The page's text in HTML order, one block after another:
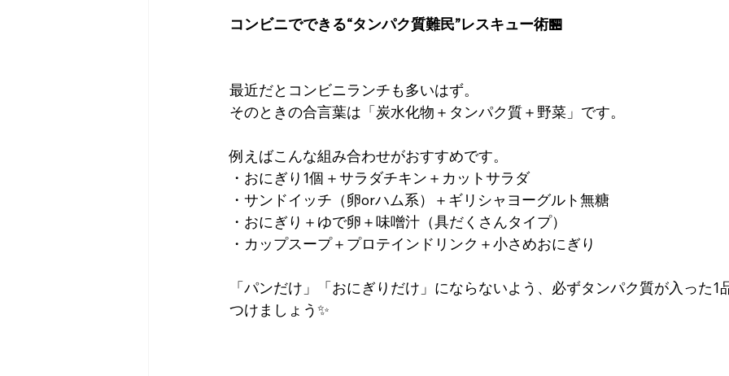
コンビニでできる“タンパク質難民”レスキュー術🏪
最近だとコンビニランチも多いはず。
そのときの合言葉は「炭水化物＋タンパク質＋野菜」です。
例えばこんな組み合わせがおすすめです。
・おにぎり1個＋サラダチキン＋カットサラダ
・サンドイッチ（卵orハム系）＋ギリシャヨーグルト無糖
・おにぎり＋ゆで卵＋味噌汁（具だくさんタイプ）
・カップスープ＋プロテインドリンク＋小さめおにぎり
「パンだけ」「おにぎりだけ」にならないよう、必ずタンパク質が入った1
つけましょう✨